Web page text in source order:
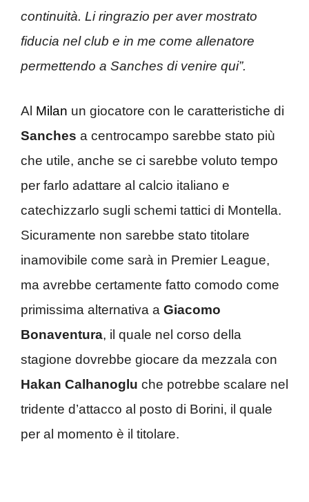
continuità. Li ringrazio per aver mostrato
fiducia nel club e in me come allenatore
permettendo a Sanches di venire qui”.
Al Milan un giocatore con le caratteristiche di
Sanches a centrocampo sarebbe stato più
che utile, anche se ci sarebbe voluto tempo
per farlo adattare al calcio italiano e
catechizzarlo sugli schemi tattici di Montella.
Sicuramente non sarebbe stato titolare
inamovibile come sarà in Premier League,
ma avrebbe certamente fatto comodo come
primissima alternativa a Giacomo
Bonaventura, il quale nel corso della
stagione dovrebbe giocare da mezzala con
Hakan Calhanoglu che potrebbe scalare nel
tridente d’attacco al posto di Borini, il quale
per al momento è il titolare.